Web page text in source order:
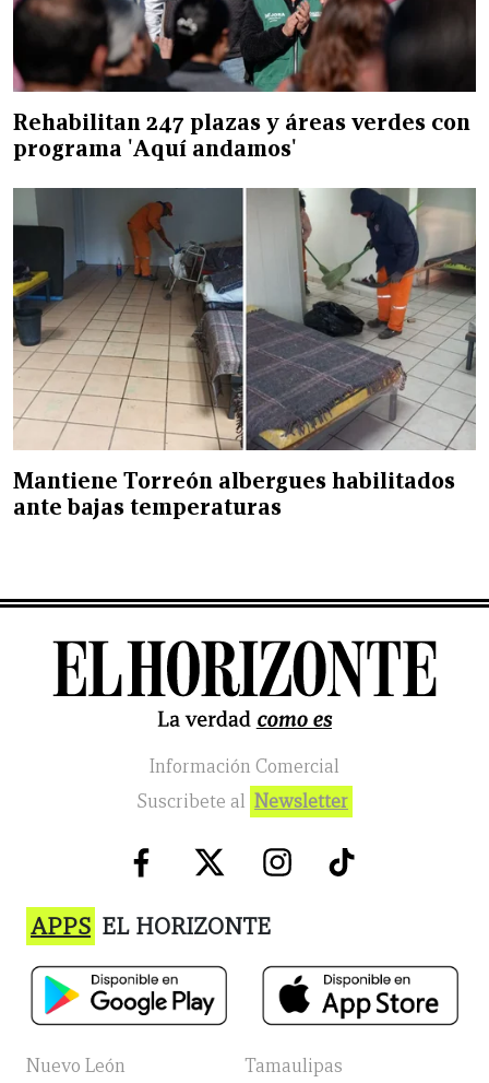
Rehabilitan 247 plazas y áreas verdes con
programa 'Aquí andamos'
Mantiene Torreón albergues habilitados
ante bajas temperaturas
Información Comercial
Suscribete al Newsletter
APPS EL HORIZONTE
Nuevo León Tamaulipas